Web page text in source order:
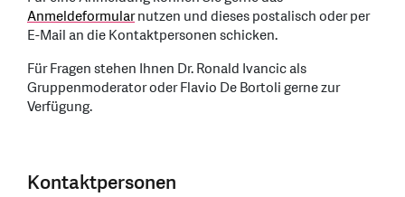
Anmeldeformularnutzen und dieses postalisch oder per
E-Mail an die Kontaktpersonen schicken.
Für Fragen stehen Ihnen Dr. Ronald Ivancic als
Gruppenmoderator oder Flavio De Bortoli gerne zur
Verfügung.
Kontaktpersonen